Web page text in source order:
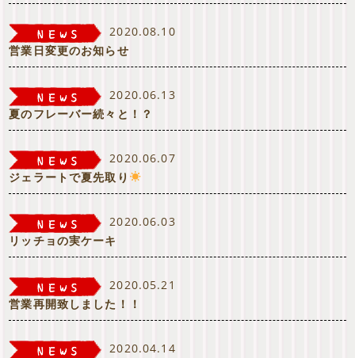
2020.08.10
営業日変更のお知らせ
2020.06.13
夏のフレーバー続々と！？
2020.06.07
ジェラートで夏先取り
2020.06.03
リッチョの実ケーキ
2020.05.21
営業再開致しました！！
2020.04.14